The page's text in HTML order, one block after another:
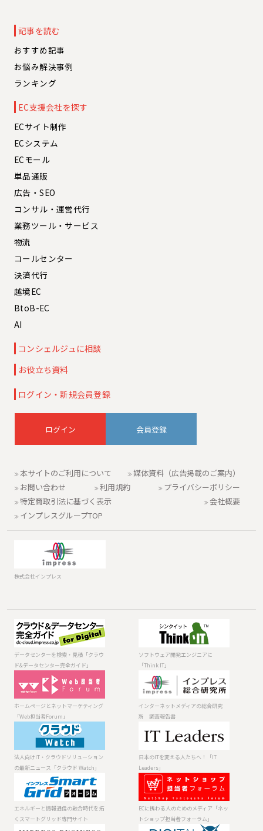
記事を読む
おすすめ記事
お悩み解決事例
ランキング
EC支援会社を探す
ECサイト制作
ECシステム
ECモール
単品通販
広告・SEO
コンサル・運営代行
業務ツール・サービス
物流
コールセンター
決済代行
越境EC
BtoB-EC
AI
コンシェルジュに相談
お役立ち資料
ログイン・新規会員登録
会員登録
本サイトのご利用について
媒体資料（広告掲載のご案内）
お問い合わせ
利用規約
プライバシーポリシー
特定商取引法に基づく表示
会社概要
インプレスグループTOP
株式会社インプレス
データセンター
を検索・見積
「クラウド&デー
タセンター完全
ソフトウェア開
発エンジニアに
「Think IT」
ホームページと
ネットマーケテ
ィング「Web担
当者Forum」
インターネット
メディアの総合
研究所 調査報
法人向けIT・ク
ラウドソリュー
ションの最新ニ
ュース「クラウ
日本のITを変え
「IT Leaders」
エネルギーと情
報通信の融合時
代を拓くスマー
トグリッド専門
ECに携わる人の
ためのメディア
「ネットショッ
プ担当者フォー
データセンターを検索・見積「クラウ
ド&データセンター完全ガイド」
ソフトウェア開発エンジニアに
「Think IT」
ホームページとネットマーケティング
「Web担当者Forum」
インターネットメディアの総合研究
所 調査報告書
法人向けIT・クラウドソリューション
の最新ニュース「クラウド Watch」
日本のITを変える人たちへ！「IT
Leaders」
エネルギーと情報通信の融合時代を拓
くスマートグリッド専門サイト
ECに携わる人のためのメディア「ネッ
トショップ担当者フォーラム」